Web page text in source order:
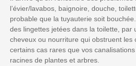
l’évier/lavabos, baignoire, douche,
probable que la tuyauterie soit
des lingettes jetées dans la toilette, par
cheveux ou nourriture qui obstruent les
certains cas rares que vos
racines de plantes et arbres.